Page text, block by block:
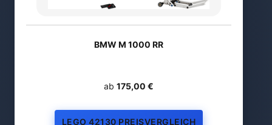
BMW M 1000 RR
ab 175,00 €
LEGO 42130 PREISVERGLEICH